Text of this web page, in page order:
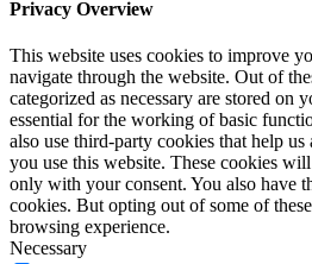
Privacy Overview
This website uses cookies to improve
navigate through the website. Out of
categorized as necessary are stored on
essential for the working of basic
also use third-party cookies that help
you use this website. These cookies
only with your consent. You also have
cookies. But opting out of some of
browsing experience.
Necessary